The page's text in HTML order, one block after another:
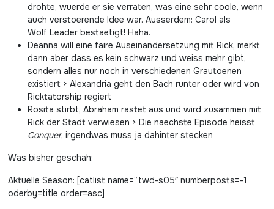
drohte, wuerde er sie verraten, was eine sehr coole, wenn
auch verstoerende Idee war. Ausserdem: Carol als
Wolf Leader bestaetigt! Haha.
Deanna will eine faire Auseinandersetzung mit Rick, merkt
dann aber dass es kein schwarz und weiss mehr gibt,
sondern alles nur noch in verschiedenen Grautoenen
existiert > Alexandria geht den Bach runter oder wird von
Ricktatorship regiert
Rosita stirbt, Abraham rastet aus und wird zusammen mit
Rick der Stadt verwiesen > Die naechste Episode heisst
Conquer, irgendwas muss ja dahinter stecken
Was bisher geschah:
Aktuelle Season: [catlist name=“twd-s05″ numberposts=-1
oderby=title order=asc]